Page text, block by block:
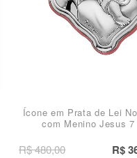
Ícone em Prata de Lei
com Menino Jesus
R$ 480,00 R$